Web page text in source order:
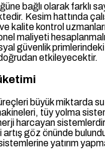
bağlı olarak farklı
Kesim hattında
kalite kontrol
maliyeti
güvenlik
etkileyecektir.
büyük miktarda
tüy yolma
harcayan sistemlerdir.
göz önünde
yatırım